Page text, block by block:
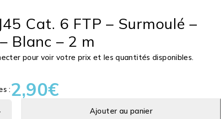
Cat. 6 FTP – Surmoulé –
Blanc – 2 m
pour voir votre prix et les quantités disponibles.
:2,90€
Ajouter au panier